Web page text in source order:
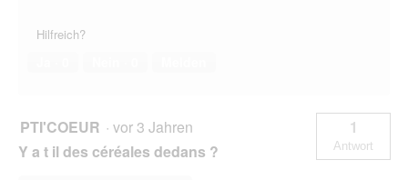
Hilfreich?
PTI'COEUR · vor 3 Jahren
Y a t il des céréales dedans ?
1
Antwort